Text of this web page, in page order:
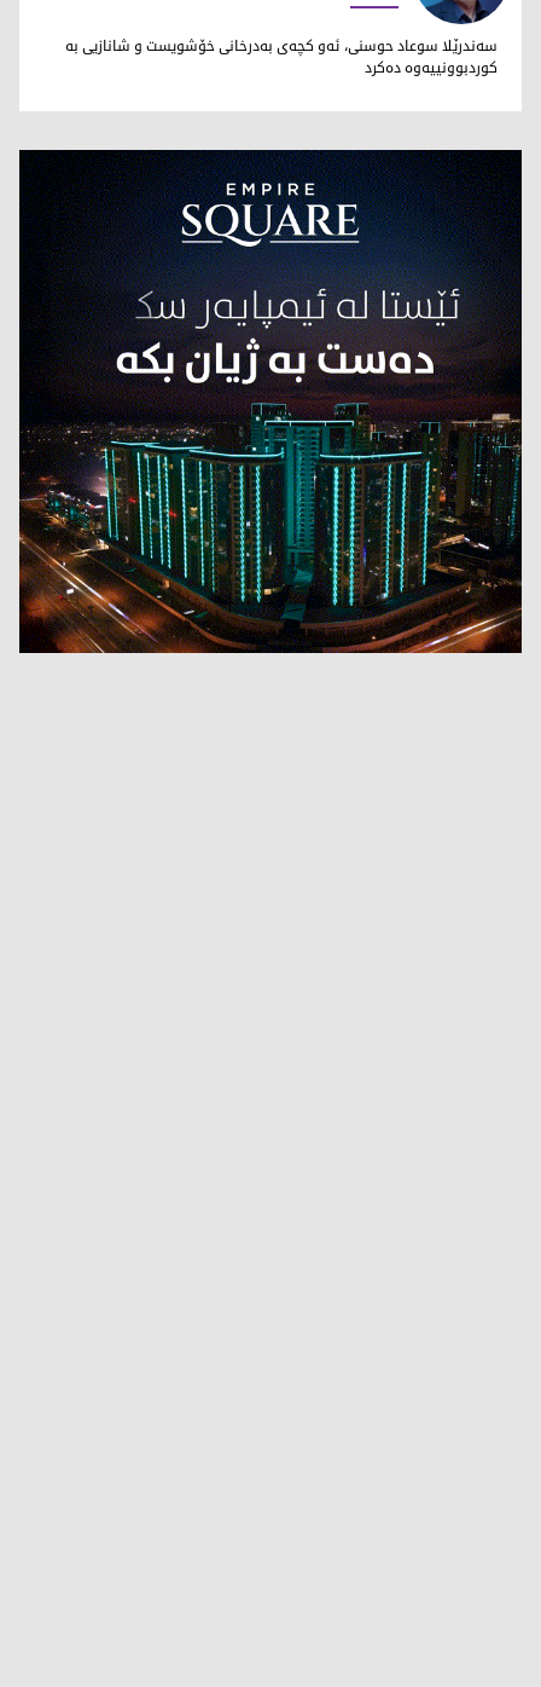
سەيد مەحموود
سەندرێلا سوعاد حوسنی، ئه‌و كچه‌ی به‌درخانی خۆشویست و شانازیی به‌
كوردبوونییه‌وه‌ ده‌كرد